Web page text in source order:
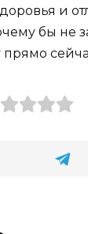
и
бы не